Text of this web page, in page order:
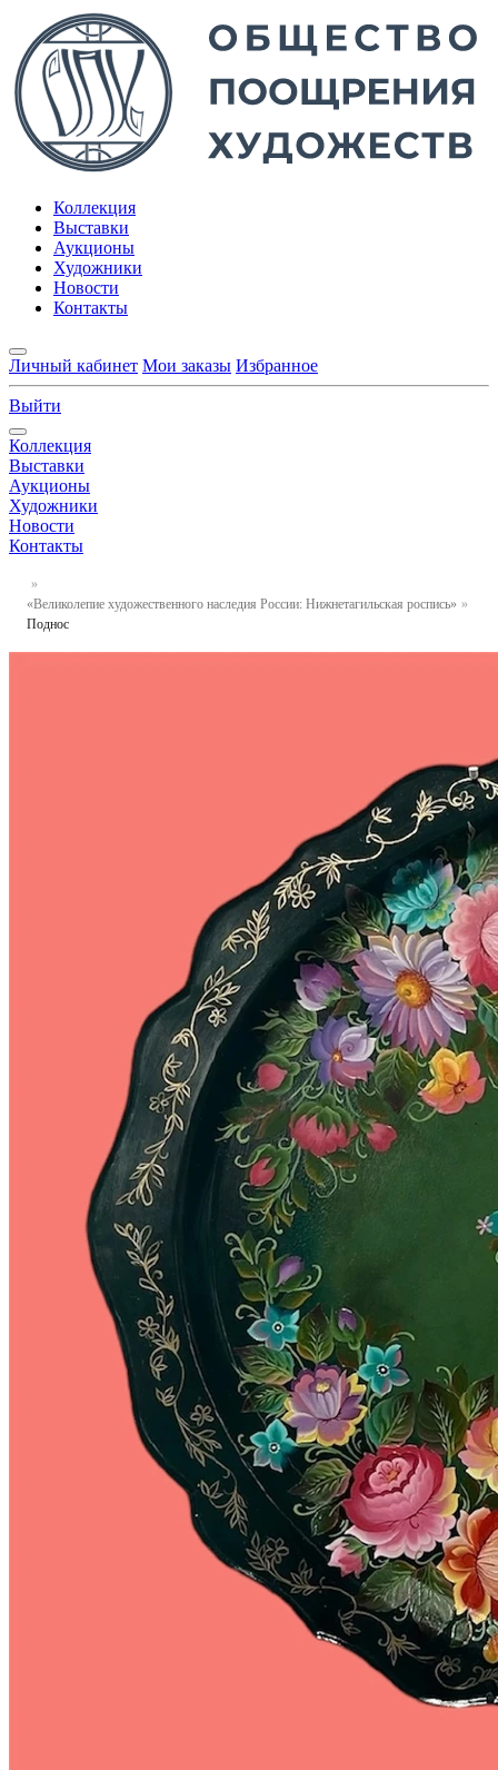
Коллекция
Выставки
Аукционы
Художники
Новости
Контакты
Личный кабинет Мои заказы Избранное
Выйти
Коллекция
Выставки
Аукционы
Художники
Новости
Контакты
«Великолепие художественного наследия России: Нижнетагильская роспись»
Поднос